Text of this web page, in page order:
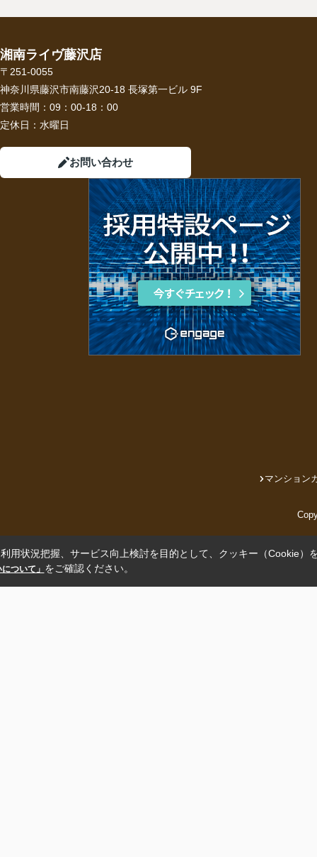
湘南ライヴ藤沢店
〒251-0055
神奈川県藤沢市南藤沢20-18 長塚第一ビル 9F
営業時間： 09：00-18：00
定休日： 水曜日
お問い合わせ
マンション
用状況把握、サービス向上検討を目的として、クッキー（Cookie）
ついて」 をご確認ください。